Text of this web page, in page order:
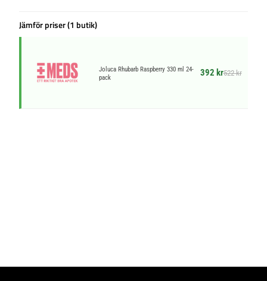
Jämför priser (1 butik)
Joluca Rhubarb Raspberry 330 ml 24-
pack
392 kr522 kr